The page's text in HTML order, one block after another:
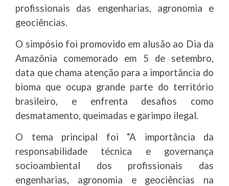
profissionais das engenharias, agronomia e
geociências.
O simpósio foi promovido em alusão ao Dia da
Amazônia comemorado em 5 de setembro,
data que chama atenção para a importância do
bioma que ocupa grande parte do território
brasileiro, e enfrenta desafios como
desmatamento, queimadas e garimpo ilegal.
O tema principal foi “A importância da
responsabilidade técnica e governança
socioambiental dos profissionais das
engenharias, agronomia e geociências na